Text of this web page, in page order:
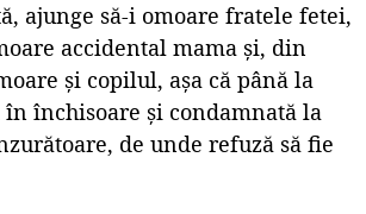
ajunge să-i omoare fratele fetei,
accidental mama și, din
și copilul, așa că până la
în închisoare și condamnată la
de unde refuză să fie